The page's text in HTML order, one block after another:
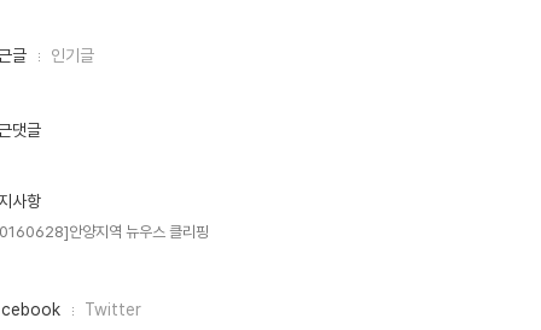
글 인기글
댓글
사항
안양지역 뉴우스 클리핑
Twitter